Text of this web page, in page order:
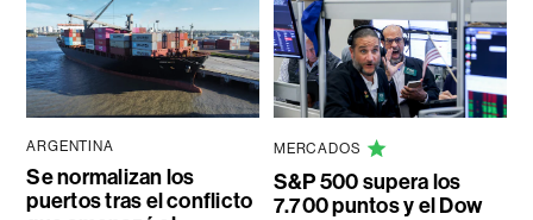
ARGENTINA
Se normalizan los
puertos tras el conflicto
MERCADOS
S&P 500 supera los
7.700 puntos y el Dow